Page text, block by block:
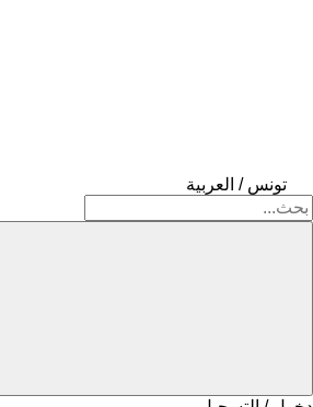
تونس / العربية